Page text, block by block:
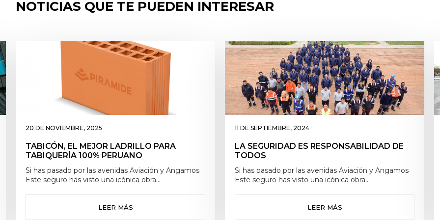
NOTICIAS QUE TE PUEDEN INTERESAR
11 DE SEPTIEMBRE, 2024
LA SEGURIDAD ES RESPONSABILIDAD DE
TODOS
Si has pasado por las avenidas Aviación y Angamos
Este seguro has visto una icónica obra
un conjunto habitacional que fue inaugurado en
LEER MÁS
5 DE ENERO, 2024
LEGADO PIRÁMIDE: LAS TORRES DE
LIMATAMBO
Si has pasado por las avenidas Aviación y Angamos
Este seguro has visto una icónica obra
un conjunto habitacional que fue inaugurado en
LEER MÁS